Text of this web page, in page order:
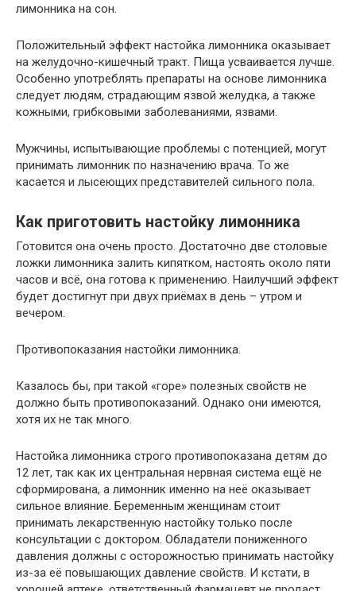
лимонника на сон.
Положительный эффект настойка лимонника оказывает
на желудочно-кишечный тракт. Пища усваивается лучше.
Особенно употреблять препараты на основе лимонника
следует людям, страдающим язвой желудка, а также
кожными, грибковыми заболеваниями, язвами.
Мужчины, испытывающие проблемы с потенцией, могут
принимать лимонник по назначению врача. То же
касается и лысеющих представителей сильного пола.
Как приготовить настойку лимонника
Готовится она очень просто. Достаточно две столовые
ложки лимонника залить кипятком, настоять около пяти
часов и всё, она готова к применению. Наилучший эффект
будет достигнут при двух приёмах в день – утром и
вечером.
Противопоказания настойки лимонника.
Казалось бы, при такой «горе» полезных свойств не
должно быть противопоказаний. Однако они имеются,
хотя их не так много.
Настойка лимонника строго противопоказана детям до
12 лет, так как их центральная нервная система ещё не
сформирована, а лимонник именно на неё оказывает
сильное влияние. Беременным женщинам стоит
принимать лекарственную настойку только после
консультации с доктором. Обладатели пониженного
давления должны с осторожностью принимать настойку
из-за её повышающих давление свойств. И кстати, в